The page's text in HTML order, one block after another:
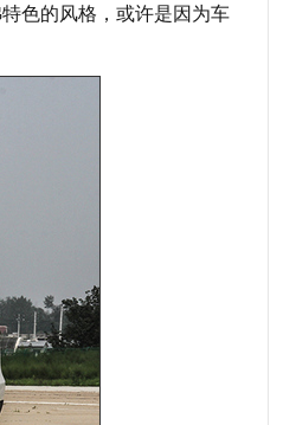
色的风格，或许是因为车